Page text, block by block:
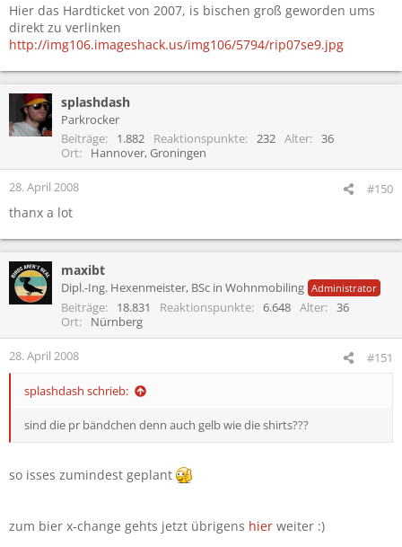
Hier das Hardticket von 2007, is bischen groß geworden ums
direkt zu verlinken
http://img106.imageshack.us/img106/5794/rip07se9.jpg
splashdash
Parkrocker
Beiträge
1.882 Reaktionspunkte 232 Alter
36
Ort
Hannover, Groningen
28. April 2008 #150
thanx a lot
maxibt
Dipl.-Ing. Hexenmeister, BSc in Wohnmobiling Administrator
Beiträge 18.831 Reaktionspunkte 6.648 Alter
36
Ort
Nürnberg
28. April 2008 #151
splashdash schrieb:
sind die pr bändchen denn auch gelb wie die shirts???
so isses zumindest geplant
zum bier x-change gehts jetzt übrigens hier weiter :)